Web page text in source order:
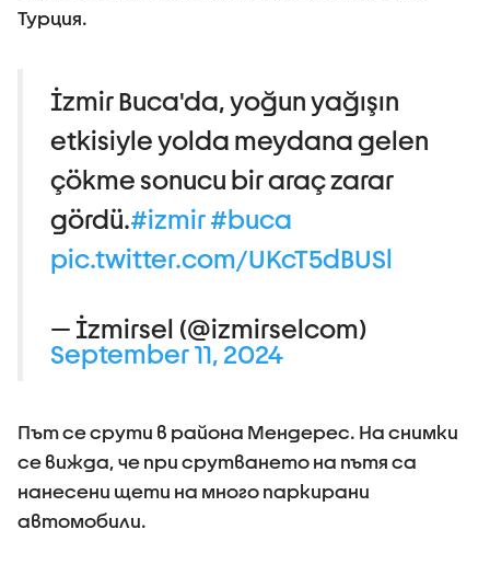
Турция.
İzmir Buca'da, yoğun yağışın
etkisiyle yolda meydana gelen
çökme sonucu bir araç zarar
gördü.#izmir#buca
pic.twitter.com/UKcT5dBUSl
— İzmirsel (@izmirselcom)
September 11, 2024
Път се срути в района Мендерес. На снимки
се вижда, че при срутването на пътя са
нанесени щети на много паркирани
автомобили.